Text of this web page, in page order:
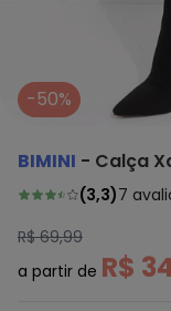
-50%
BIMINI - Calça
(3,3)7
R$ 69,99
a partir de R$